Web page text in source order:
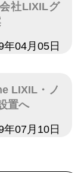
社LIXILグ
年04月05日
LIXIL・ノ
置へ
年07月10日